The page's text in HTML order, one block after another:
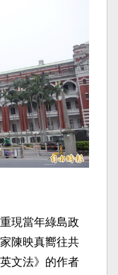
現當年綠島政
陳映真嚮往共
文法》的作者